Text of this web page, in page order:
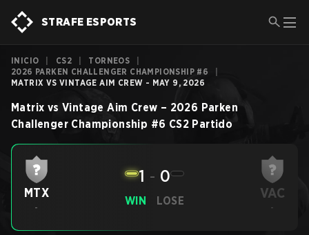
STRAFE ESPORTS
INICIO CS2 TORNEOS
2026 PARKEN CHALLENGER CHAMPIONSHIP #6
MATRIX VS VINTAGE AIM CREW - MAY 9, 2026
Matrix vs Vintage Aim Crew – 2026 Parken
Challenger Championship #6 CS2 Partido
MTX
-
WIN
1 - 0
LOSE VAC
-